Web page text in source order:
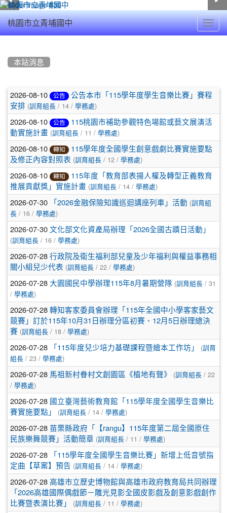
桃園市立青埔國中
本站消息
文
章
列
表
2026-08-10 公告
公告本市「115學年度學生音樂比賽」賽程
安排 (訓育組長 / 14 / 學務處)
2026-08-10 公告
115桃園市補助參觀特色場館或藝文展演活
動實施計畫 (訓育組長 / 11 / 學務處)
2026-08-10 轉知
115學年度全國學生創意戲劇比賽實施要點
及修正內容對照表 (訓育組長 / 12 / 學務處)
2026-08-10 轉知
115年度「教育部表揚人權及轉型正義教育
推展貢獻獎」實施計畫 (訓育組長 / 14 / 學務處)
2026-07-30 「2026金融保險知識巡迴講座列車」活動 (訓育組
長 / 16 / 學務處)
2026-07-30 文化部文化資產局辦理「2026全國古蹟日活動」
(訓育組長 / 16 / 學務處)
2026-07-28 行政院及衛生福利部兒童及少年福利與權益事務相
關小組兒少代表 (訓育組長 / 22 / 學務處)
2026-07-28 大園國民中學辦理115年8月暑期營隊 (訓育組長 / 31
/ 學務處)
2026-07-28 轉知客家委員會辦理「115年全國中小學客家藝文
競賽」訂於115年10月31日辦理分區初賽、12月5日辦理總決
賽 (訓育組長 / 18 / 學務處)
2026-07-28 「115年度兒少培力基礎課程暨繪本工作坊」 (訓育
組長 / 23 / 學務處)
2026-07-28 馬祖新村眷村文創園區《植地有聲》 (訓育組長 / 22
/ 學務處)
2026-07-28 國立臺灣藝術教育館「115學年度全國學生音樂比
賽實施要點」
(訓育組長 / 14 / 學務處)
2026-07-28 苗栗縣政府「【rangu】115年度第二屆全國原住
民族樂舞競賽」活動簡章 (訓育組長 / 11 / 學務處)
2026-07-28
「115學年度全國學生音樂比賽」新增上低音號指
定曲【草案】預告 (訓育組長 / 14 / 學務處)
2026-07-28 高雄市立歷史博物館與高雄市政府教育局共同辦理
「2026高雄國際偶戲節－雕光見影全國皮影戲及創意影戲創作
比賽暨表演比賽」
(訓育組長 / 11 / 學務處)